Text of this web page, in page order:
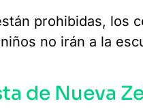
prohibidas, los
no irán a la
de Nueva